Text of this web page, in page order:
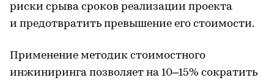
риски срыва сроков реализации проекта
и предотвратить превышение его стоимости.
Применение методик стоимостного
инжиниринга позволяет на 10–15% сократить